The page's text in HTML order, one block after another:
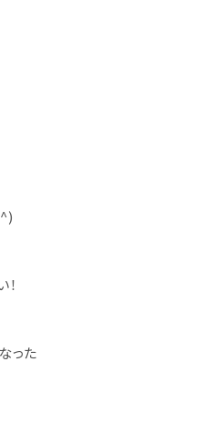
った